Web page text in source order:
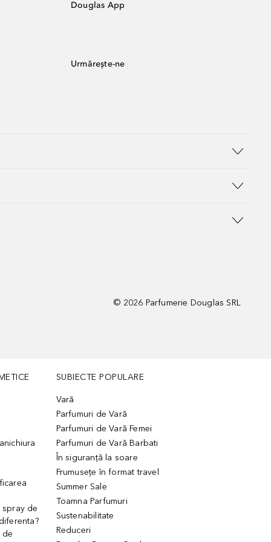
Douglas App
Urmărește-ne
© 2026 Parfumerie Douglas SRL
spray de
de
SUBIECTE POPULARE
Vară
Parfumuri de Vară
Parfumuri de Vară Femei
Parfumuri de Vară Barbati
În siguranță la soare
Frumusețe în format travel
Summer Sale
Toamna Parfumuri
Sustenabilitate
Reduceri